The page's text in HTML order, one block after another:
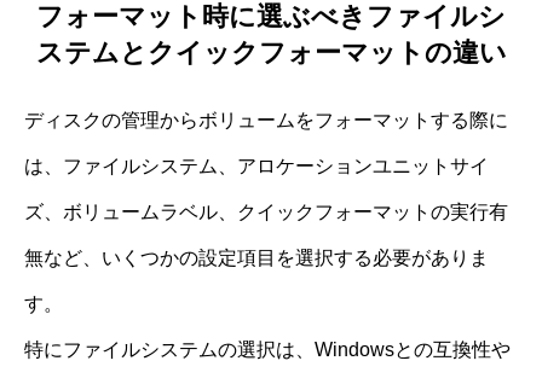
フォーマット時に選ぶべきファイルシ
ステムとクイックフォーマットの違い
ディスクの管理からボリュームをフォーマットする際に
は、ファイルシステム、アロケーションユニットサイ
ズ、ボリュームラベル、クイックフォーマットの実行有
無など、いくつかの設定項目を選択する必要がありま
す。
特にファイルシステムの選択は、Windowsとの互換性や